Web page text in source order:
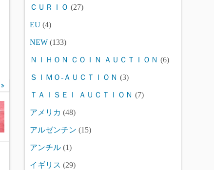
ＣＵＲＩＯ (27)
EU (4)
NEW (133)
ＮＩＨＯＮ ＣＯＩＮ ＡＵＣＴＩＯＮ (6)
ＳＩＭＯ-ＡＵＣＴＩＯＮ (3)
ＴＡＩＳＥＩ ＡＵＣＴＩＯＮ (7)
アメリカ (48)
アルゼンチン (15)
アンチル (1)
イギリス (29)